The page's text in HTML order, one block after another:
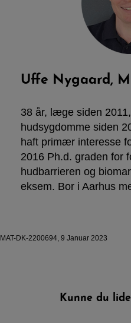
Uffe Nygaard,
38 år, læge siden
hudsygdomme siden
haft primær interesse
2016 Ph.d. graden for
hudbarrieren og
eksem. Bor i Aarhus
MAT-DK-2200694, 9 Januar 2023
Kunne du